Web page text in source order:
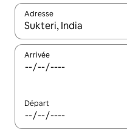
Adresse
Lorsque les résultats
Arrivée
Départ